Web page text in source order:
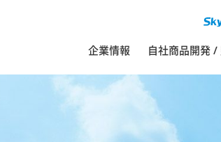
企業情報 自社商品開発 /